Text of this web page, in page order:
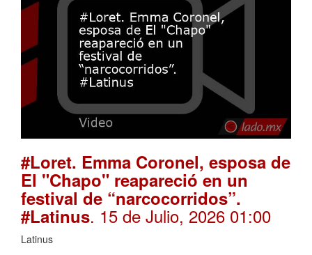
#Loret. Emma Coronel, esposa de
El "Chapo" reapareció en un
festival de “narcocorridos”.
#Latinus. 15 de Julio, 2026 01:00
Latinus